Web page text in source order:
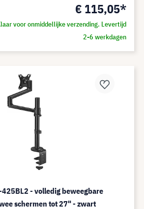
€ 115,05*
voor onmiddellijke verzending. Levertijd
2-6 werkdagen
425BL2 - volledig beweegbare
schermen tot 27" - zwart